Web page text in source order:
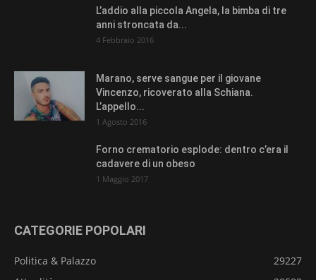
L’addio alla piccola Angela, la bimba di tre
anni stroncata da...
4 Febbraio 2016
Marano, serve sangue per il giovane
Vincenzo, ricoverato alla Schiana.
L’appello...
1 Agosto 2016
Forno crematorio esplode: dentro c’era il
cadavere di un obeso
1 Maggio 2017
CATEGORIE POPOLARI
Politica & Palazzo
29227